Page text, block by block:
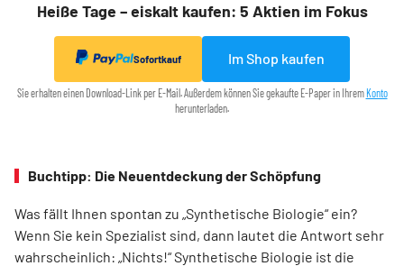
Heiße Tage – eiskalt kaufen: 5 Aktien im Fokus
Sofortkauf Im Shop kaufen
Sie erhalten einen Download-Link per E-Mail. Außerdem können Sie gekaufte E-Paper in IhremKonto
herunterladen.
Buchtipp: Die Neuentdeckung der Schöpfung
Was fällt Ihnen spontan zu „Synthetische Biologie“ ein?
Wenn Sie kein Spezia­list sind, dann lautet die Antwort sehr
wahrscheinlich: „Nichts!“ Synthetische Biologie ist die